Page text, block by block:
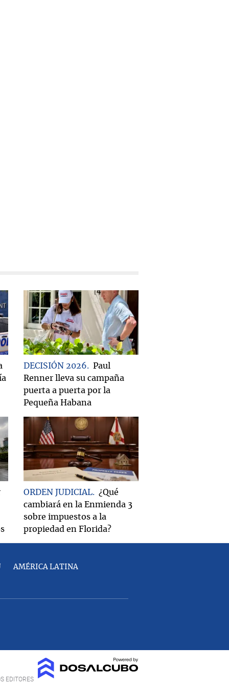
DECISIÓN 2026
Paul
Renner lleva su campaña
puerta a puerta por la
Pequeña Habana
ORDEN JUDICIAL
¿Qué
cambiará en la Enmienda 3
sobre impuestos a la
propiedad en Florida?
AMÉRICA LATINA
EDITORES